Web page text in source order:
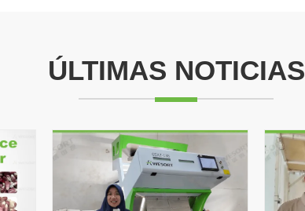
ÚLTIMAS NOTICIAS